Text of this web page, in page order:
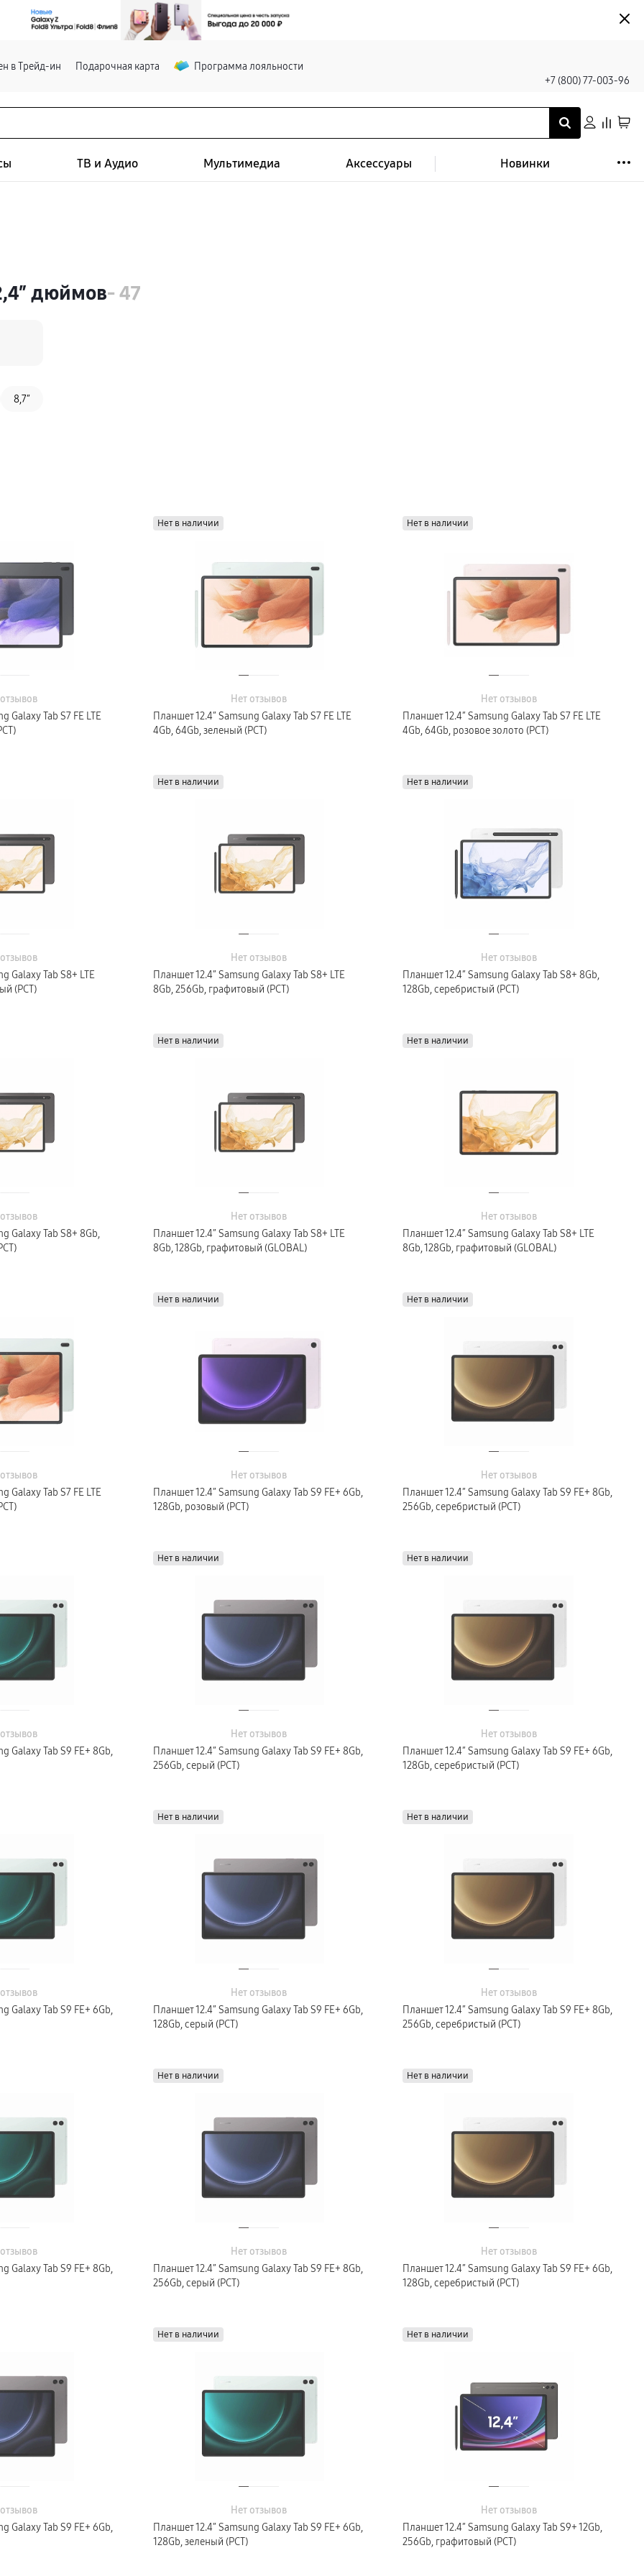
в Трейд-ин Подарочная карта
Программа лояльности
+7 (800) 77-003-96
ТВ и Аудио Мультимедиа Аксессуары Новинки
дюймов- 47
8,7″
Galaxy Tab S7 FE LTE
Нет в наличии
Нет отзывов
Планшет 12.4″ Samsung Galaxy Tab S7 FE LTE
4Gb, 64Gb, зеленый (РСТ)
Нет в наличии
Нет отзывов
Планшет 12.4″ Samsung Galaxy Tab S7 FE LTE
4Gb, 64Gb, розовое золото (РСТ)
Galaxy Tab S8+ LTE
(РСТ)
Нет в наличии
Нет отзывов
Планшет 12.4″ Samsung Galaxy Tab S8+ LTE
8Gb, 256Gb, графитовый (РСТ)
Нет в наличии
Нет отзывов
Планшет 12.4″ Samsung Galaxy Tab S8+ 8Gb,
128Gb, серебристый (РСТ)
Galaxy Tab S8+ 8Gb,
Нет в наличии
Нет отзывов
Планшет 12.4″ Samsung Galaxy Tab S8+ LTE
8Gb, 128Gb, графитовый (GLOBAL)
Нет в наличии
Нет отзывов
Планшет 12.4″ Samsung Galaxy Tab S8+ LTE
8Gb, 128Gb, графитовый (GLOBAL)
Galaxy Tab S7 FE LTE
Нет в наличии
Нет отзывов
Планшет 12.4″ Samsung Galaxy Tab S9 FE+ 6Gb,
128Gb, розовый (РСТ)
Нет в наличии
Нет отзывов
Планшет 12.4″ Samsung Galaxy Tab S9 FE+ 8Gb,
256Gb, серебристый (РСТ)
Galaxy Tab S9 FE+ 8Gb,
Нет в наличии
Нет отзывов
Планшет 12.4″ Samsung Galaxy Tab S9 FE+ 8Gb,
256Gb, серый (РСТ)
Нет в наличии
Нет отзывов
Планшет 12.4″ Samsung Galaxy Tab S9 FE+ 6Gb,
128Gb, серебристый (РСТ)
Galaxy Tab S9 FE+ 6Gb,
Нет в наличии
Нет отзывов
Планшет 12.4″ Samsung Galaxy Tab S9 FE+ 6Gb,
128Gb, серый (РСТ)
Нет в наличии
Нет отзывов
Планшет 12.4″ Samsung Galaxy Tab S9 FE+ 8Gb,
256Gb, серебристый (РСТ)
Galaxy Tab S9 FE+ 8Gb,
Нет в наличии
Нет отзывов
Планшет 12.4″ Samsung Galaxy Tab S9 FE+ 8Gb,
256Gb, серый (РСТ)
Нет в наличии
Нет отзывов
Планшет 12.4″ Samsung Galaxy Tab S9 FE+ 6Gb,
128Gb, серебристый (РСТ)
Galaxy Tab S9 FE+ 6Gb,
Нет в наличии
Нет отзывов
Планшет 12.4″ Samsung Galaxy Tab S9 FE+ 6Gb,
128Gb, зеленый (РСТ)
Нет в наличии
Нет отзывов
Планшет 12.4″ Samsung Galaxy Tab S9+ 12Gb,
256Gb, графитовый (РСТ)